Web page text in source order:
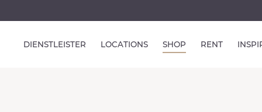
DIENSTLEISTER LOCATIONS SHOP RENT